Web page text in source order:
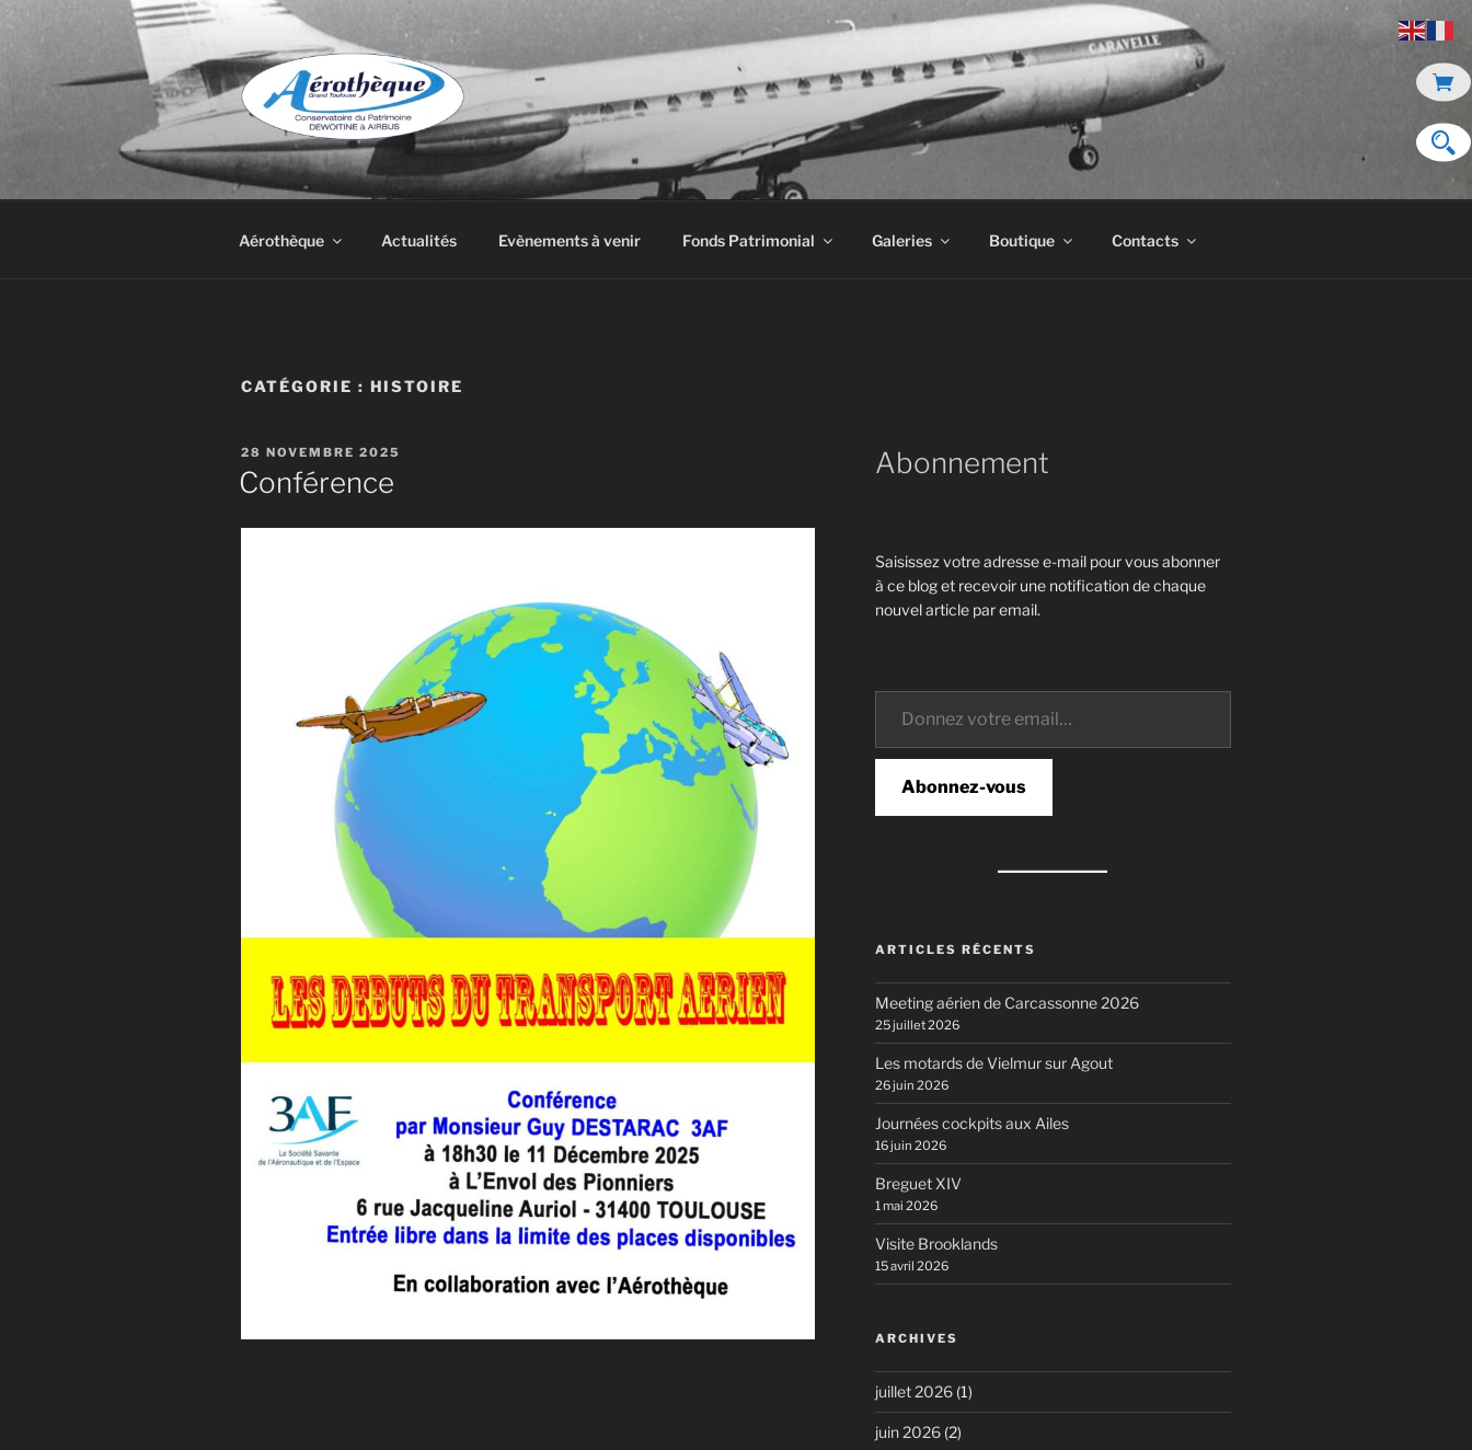
principal
DE DEWOITINE À AIRBUS
Aérothèque Actualités Evènements à venir Fonds Patrimonial Galeries Boutique Contacts
CATÉGORIE : HISTOIRE
PUBLIÉ
LE
28 NOVEMBRE 2025
Conférence
Abonnement
Saisissez votre adresse e-mail pour vous abonner
à ce blog et recevoir une notification de chaque
nouvel article par email.
Donnez votre email…
Abonnez-vous
ARTICLES RÉCENTS
Meeting aérien de Carcassonne 2026
25 juillet 2026
Les motards de Vielmur sur Agout
26 juin 2026
Journées cockpits aux Ailes
16 juin 2026
Breguet XIV
1 mai 2026
Visite Brooklands
15 avril 2026
ARCHIVES
juillet 2026(1)
juin 2026(2)